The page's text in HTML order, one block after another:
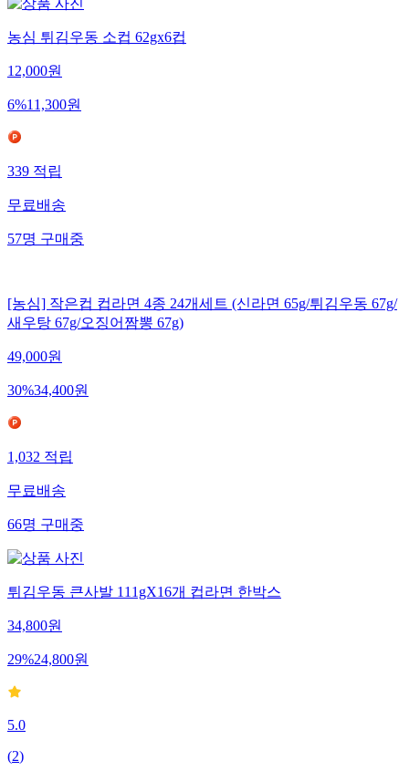
농심 튀김우동 소컵 62gx6컵
12,000원
6%11,300원
339적립
무료배송
57명구매중
[농심] 작은컵 컵라면 4종 24개세트 (신라면 65g/튀김우동 67g/
새우탕 67g/오징어짬뽕 67g)
49,000원
30%34,400원
1,032적립
무료배송
66명구매중
튀김우동 큰사발 111gX16개 컵라면 한박스
34,800원
29%24,800원
5.0
(2)